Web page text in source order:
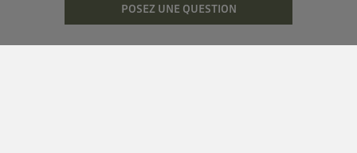
POSEZ UNE QUESTION